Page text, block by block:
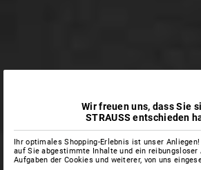
Wir freuen uns, dass Sie
STRAUSS entschieden
Ihr optimales Shopping-Erlebnis ist unser
auf Sie abgestimmte Inhalte und ein reibungsloser
Aufgaben der Cookies und weiterer, von uns